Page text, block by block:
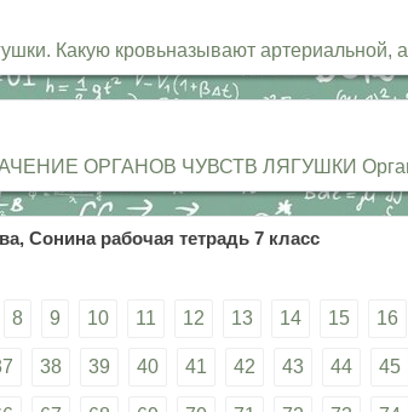
Какую кровьназывают артериальной,
ОРГАНОВ ЧУВСТВ ЛЯГУШКИ Органы
Сонина рабочая тетрадь 7 класс
8 9 10 11 12 13 14 15 16
38 39 40 41 42 43 44 45